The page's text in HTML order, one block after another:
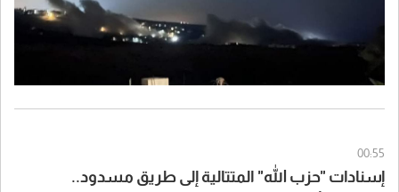
00:55
إسنادات "حزب الله" المتتالية إلى طريق مسدود..